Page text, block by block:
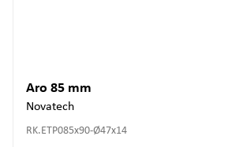
Aro 85 mm
Novatech
RK.ETP085x90-Ø47x14